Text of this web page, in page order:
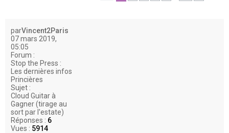
parVincent2Paris
07 mars 2019,
05:05
Forum :
Stop the Press :
Les dernières infos
Princières
Sujet :
Cloud Guitar à
Gagner (tirage au
sort par l'estate)
Réponses : 6
Vues : 5914